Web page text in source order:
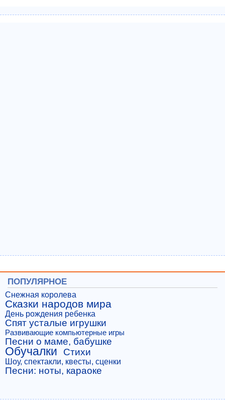
ПОПУЛЯРНОЕ
Снежная королева
Сказки народов мира
День рождения ребенка
Спят усталые игрушки
Развивающие компьютерные игры
Песни о маме, бабушке
Обучалки Стихи
Шоу, спектакли, квесты, сценки
Песни: ноты, караоке